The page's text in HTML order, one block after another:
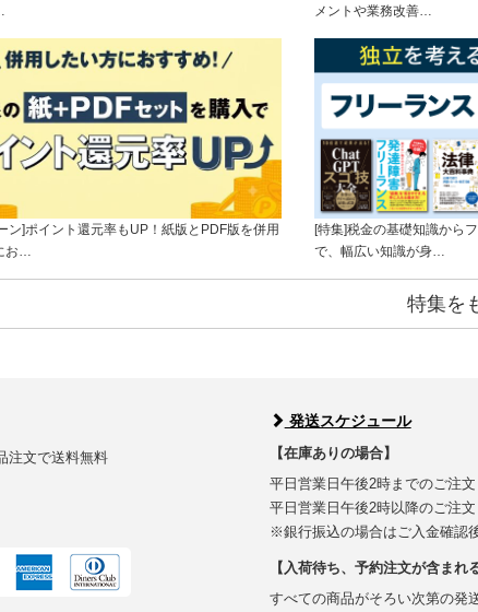
メントや業務改善…
ン]ポイント還元率もUP！紙版とPDF版を併用
お…
[特集]税金の基礎知識から
で、幅広い知識が身…
特集を
注文で送料無料
発送スケジュール
【在庫ありの場合】
平日営業日午後2時までのご注
平日営業日午後2時以降のご注
※銀行振込の場合はご入金確認
【入荷待ち、予約注文が含まれ
すべての商品がそろい次第の発